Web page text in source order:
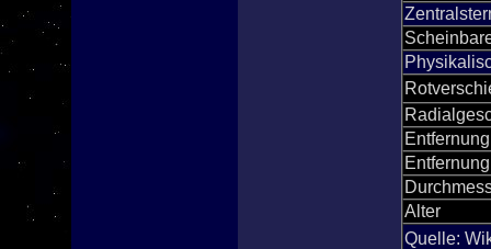
Alter
Quelle: